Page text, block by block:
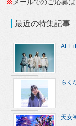
※ メールでのご応募
最近の特集記事
ALL
らく
天女